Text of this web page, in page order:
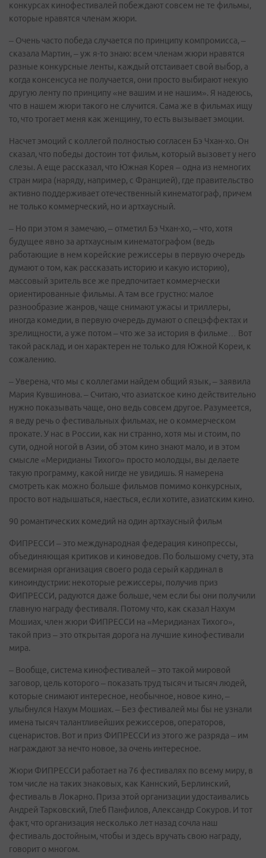
конкурсах кинофестивалей побеждают совсем не те фильмы,
которые нравятся членам жюри.
– Очень часто победа случается по принципу компромисса, –
сказала Мартин, – уж я-то знаю: всем членам жюри нравятся
разные конкурсные ленты, каждый отстаивает свой выбор, а
когда консенсуса не получается, они просто выбирают некую
другую ленту по принципу «не вашим и не нашим». Я надеюсь,
что в нашем жюри такого не случится. Сама же в фильмах ищу
то, что трогает меня как женщину, то есть вызывает эмоции.
Насчет эмоций с коллегой полностью согласен Бэ Чхан-хо. Он
сказал, что победы достоин тот фильм, который вызовет у него
слезы. А еще рассказал, что Южная Корея – одна из немногих
стран мира (наряду, например, с Францией), где правительство
активно поддерживает отечественный кинематограф, причем
не только коммерческий, но и артхаусный.
– Но при этом я замечаю, – отметил Бэ Чхан-хо, – что, хотя
будущее явно за артхаусным кинематографом (ведь
работающие в нем корейские режиссеры в первую очередь
думают о том, как рассказать историю и какую историю),
массовый зритель все же предпочитает коммерчески
ориентированные фильмы. А там все грустно: малое
разнообразие жанров, чаще снимают ужасы и триллеры,
иногда комедии, в первую очередь думают о спецэффектах и
зрелищности, а уже потом – что же за история в фильме… Вот
такой расклад, и он характерен не только для Южной Кореи, к
сожалению.
– Уверена, что мы с коллегами найдем общий язык, – заявила
Мария Кувшинова. – Считаю, что азиатское кино действительно
нужно показывать чаще, оно ведь совсем другое. Разумеется,
я веду речь о фестивальных фильмах, не о коммерческом
прокате. У нас в России, как ни странно, хотя мы и стоим, по
сути, одной ногой в Азии, об этом кино знают мало, и в этом
смысле «Меридианы Тихого» просто молодцы, вы делаете
такую программу, какой нигде не увидишь. Я намерена
смотреть как можно больше фильмов помимо конкурсных,
просто вот надышаться, наесться, если хотите, азиатским кино.
90 романтических комедий на один артхаусный фильм
ФИПРЕССИ – это международная федерация кинопрессы,
объединяющая критиков и киноведов. По большому счету, эта
всемирная организация своего рода серый кардинал в
киноиндустрии: некоторые режиссеры, получив приз
ФИПРЕССИ, радуются даже больше, чем если бы они получили
главную награду фестиваля. Потому что, как сказал Нахум
Мошиах, член жюри ФИПРЕССИ на «Меридианах Тихого»,
такой приз – это открытая дорога на лучшие кинофестивали
мира.
– Вообще, система кинофестивалей – это такой мировой
заговор, цель которого – показать труд тысяч и тысяч людей,
которые снимают интересное, необычное, новое кино, –
улыбнулся Нахум Мошиах. – Без фестивалей мы бы не узнали
имена тысяч талантливейших режиссеров, операторов,
сценаристов. Вот и приз ФИПРЕССИ из этого же разряда – им
награждают за нечто новое, за очень интересное.
Жюри ФИПРЕССИ работает на 76 фестивалях по всему миру, в
том числе на таких знаковых, как Каннский, Берлинский,
фестиваль в Локарно. Приза этой организации удостаивались
Андрей Тарковский, Глеб Панфилов, Александр Сокуров. И тот
факт, что организация несколько лет назад сочла наш
фестиваль достойным, чтобы и здесь вручать свою награду,
говорит о многом.